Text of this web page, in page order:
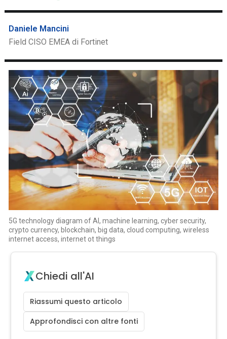
Daniele Mancini
Field CISO EMEA di Fortinet
5G technology diagram of AI, machine learning, cyber security,
crypto currency, blockchain, big data, cloud computing, wireless
internet access, internet ot things
Chiedi all'AI
Riassumi questo articolo
Approfondisci con altre fonti